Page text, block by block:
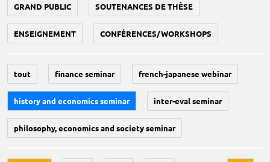
GRAND PUBLIC SOUTENANCES DE THÈSE
ENSEIGNEMENT CONFÉRENCES/WORKSHOPS
tout finance seminar french-japanese webinar
history and economics seminar inter-eval seminar
philosophy, economics and society seminar